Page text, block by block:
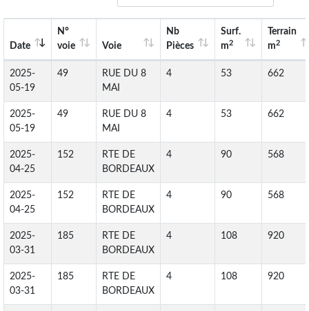
Date
N°
voie
Voie
Nb
Pièces
Surf.
m2
Terrain
m2
2025-
05-19
49
RUE DU 8
MAI
4 53 662
2025-
05-19
49
RUE DU 8
MAI
4 53 662
2025-
04-25
152
RTE DE
BORDEAUX
4 90 568
2025-
04-25
152
RTE DE
BORDEAUX
4 90 568
2025-
03-31
185
RTE DE
BORDEAUX
4 108 920
2025-
03-31
185
RTE DE
BORDEAUX
4 108 920